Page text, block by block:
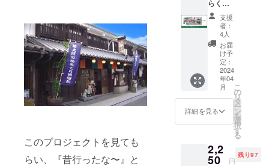
このプロジェクトを見ても
らい、『昔行ったな〜』と
クラウド
ファンディ
ングを通じ
て改めて桃
太郎のから
くり博物館
のPR・告知
で、一人で
元岡山の方
が遊びに来
らくり
博物館
入場チ
ケット
2枚】 ●
桃太郎
のから
くり博
物館入
場チ
ケット
2枚 ※使
用期間
は2024
2025年
3月の1
支援
者：
4人
お届
け予
定：
2024
年04
月
詳細を見る
こ
の
リ
タ
ー
ン
を
選
択
す
る
2,2
50 円
残り97